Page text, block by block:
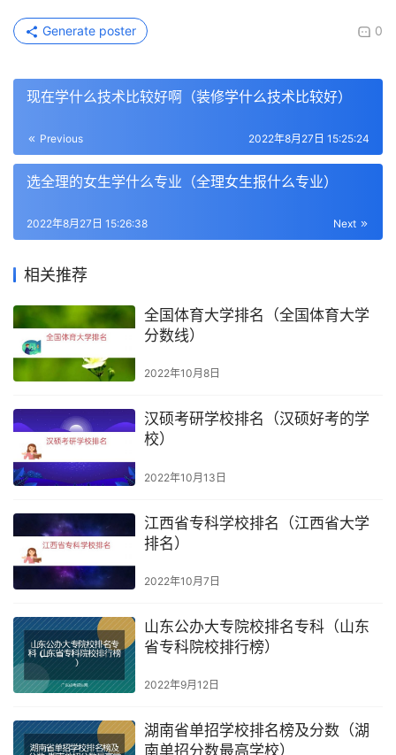
0
Generate poster
现在学什么技术比较好啊（装修学什么技术比较好）
Previous 2022年8月27日 15:25:24
选全理的女生学什么专业（全理女生报什么专业）
Next
2022年8月27日 15:26:38
相关推荐
全国体育大学排名（全国体育大学
分数线）
2022年10月8日
汉硕考研学校排名（汉硕好考的学
校）
2022年10月13日
江西省专科学校排名（江西省大学
排名）
2022年10月7日
山东公办大专院校排名专科（山东
省专科院校排行榜）
2022年9月12日
湖南省单招学校排名榜及分数（湖
南单招分数最高学校）